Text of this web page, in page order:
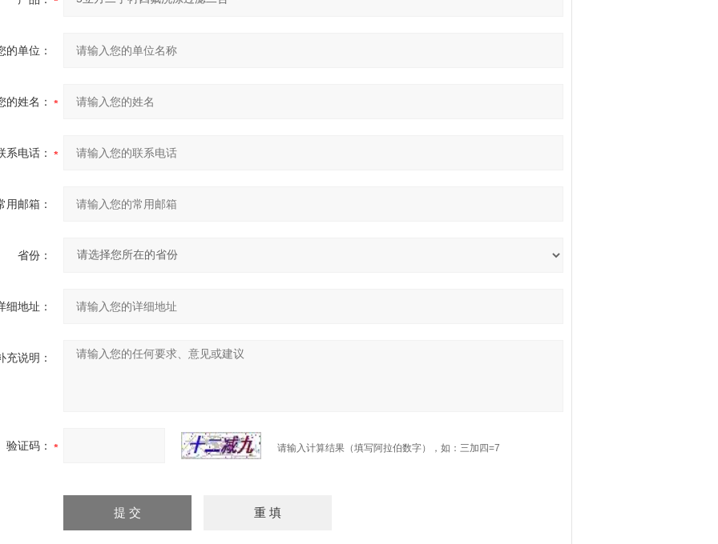
的单位：
的姓名：
系电话：
用邮箱：
省份：
细地址：
充说明：
验证码： 请输入计算结果（填写阿拉伯数字），如：三加四=7